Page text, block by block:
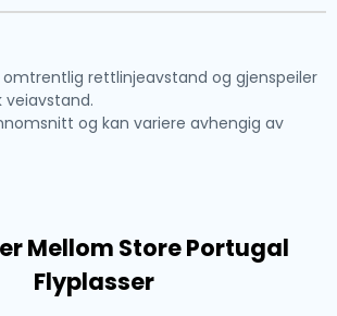
rettlinjeavstand og gjenspeiler
veiavstand.
og kan variere avhengig av
Mellom Store Portugal
Flyplasser